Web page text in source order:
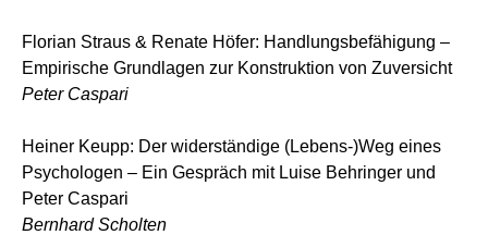
Florian Straus & Renate Höfer: Handlungsbefähigung –
Empirische Grundlagen zur Konstruktion von Zuversicht
Peter Caspari
Heiner Keupp: Der widerständige (Lebens-)Weg eines
Psychologen – Ein Gespräch mit Luise Behringer und
Peter Caspari
Bernhard Scholten